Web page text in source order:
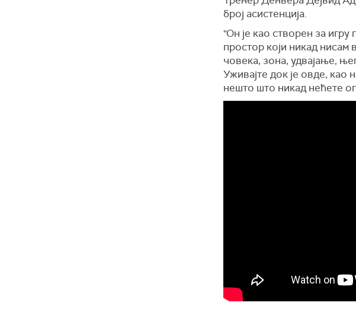
број асистенција.
"Он је као створен за
простор који никад
човека, зона, удвајање,
Уживајте док је овде, као
нешто што никад нећете